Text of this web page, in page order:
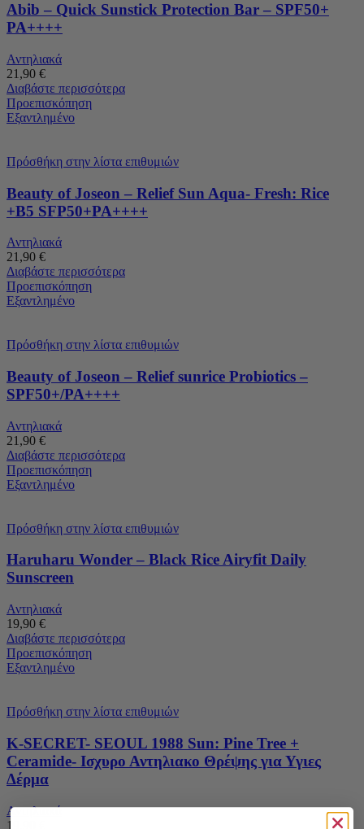
Abib – Quick Sunstick Protection Bar – SPF50+
PA++++
Αντηλιακά
21,90 €
Διαβάστε περισσότερα
Προεπισκόπηση
Εξαντλημένο
Πρόσθήκη στην λίστα επιθυμιών
Beauty of Joseon – Relief Sun Aqua- Fresh: Rice
+B5 SFP50+PA++++
Αντηλιακά
21,90 €
Διαβάστε περισσότερα
Προεπισκόπηση
Εξαντλημένο
Πρόσθήκη στην λίστα επιθυμιών
Beauty of Joseon – Relief sunrice Probiotics –
SPF50+/PA++++
Αντηλιακά
21,90 €
Διαβάστε περισσότερα
Προεπισκόπηση
Εξαντλημένο
Πρόσθήκη στην λίστα επιθυμιών
Haruharu Wonder – Black Rice Airyfit Daily
Sunscreen
Αντηλιακά
19,90 €
Διαβάστε περισσότερα
Προεπισκόπηση
Εξαντλημένο
Πρόσθήκη στην λίστα επιθυμιών
K-SECRET- SEOUL 1988 Sun: Pine Tree +
Ceramide- Ισχυρο Αντηλιακο Θρέψης για Υγιες
Δέρμα
Αντηλιακά
19,90